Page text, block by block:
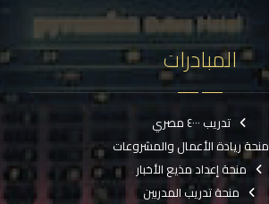
المبادرات
تدريب ٤٠٠٠ مصري
منحة ريادة الأعمال والمشروعات
منحة إعداد مذيع الأخبار
منحة تدريب المدربين